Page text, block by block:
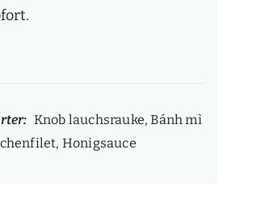
Knob lauchsrauke, Bánh mì
Honigsauce